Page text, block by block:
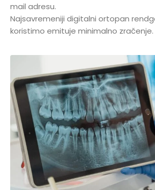
mail adresu.
Najsavremeniji digitalni ortopan
koristimo emituje minimalno zračenje.